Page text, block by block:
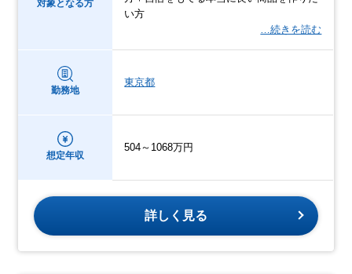
対象となる方
い方
…続きを読む
勤務地
東京都
想定年収
504～1068万円
詳しく見る